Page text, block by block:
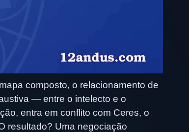
composto, o relacionamento de
— entre o intelecto e o
entra em conflito com Ceres, o
resultado? Uma negociação